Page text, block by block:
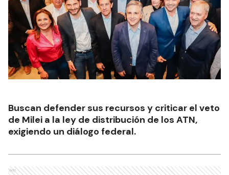
Buscan defender sus recursos y criticar el veto
de Milei a la ley de distribución de los ATN,
exigiendo un diálogo federal.
Ads